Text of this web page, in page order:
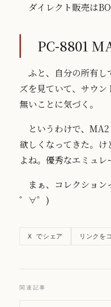
ダイレクト販売は
PC-8801
ふと、
自分の所有し
ズを見ていて、サウ
無いことに気づく。
というわけで、
欲しくなってきた。
よね。優秀なエミュレ
まぁ、コレクショ
゜∀゜)
X でシェア リンクを
関連記事